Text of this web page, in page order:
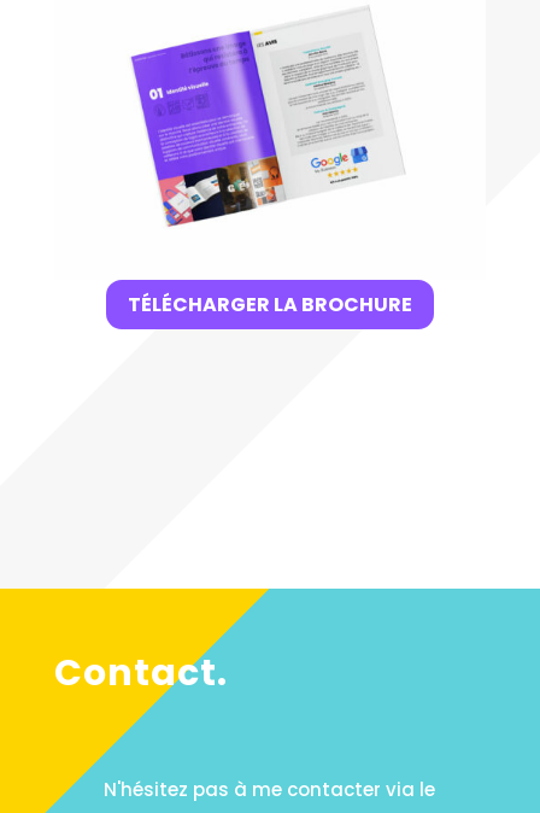
TÉLÉCHARGER LA BROCHURE
Contact.
N'hésitez pas à me contacter via le